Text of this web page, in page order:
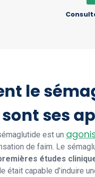
le
ses
est un
de faim. Le
études
était capable d'induire